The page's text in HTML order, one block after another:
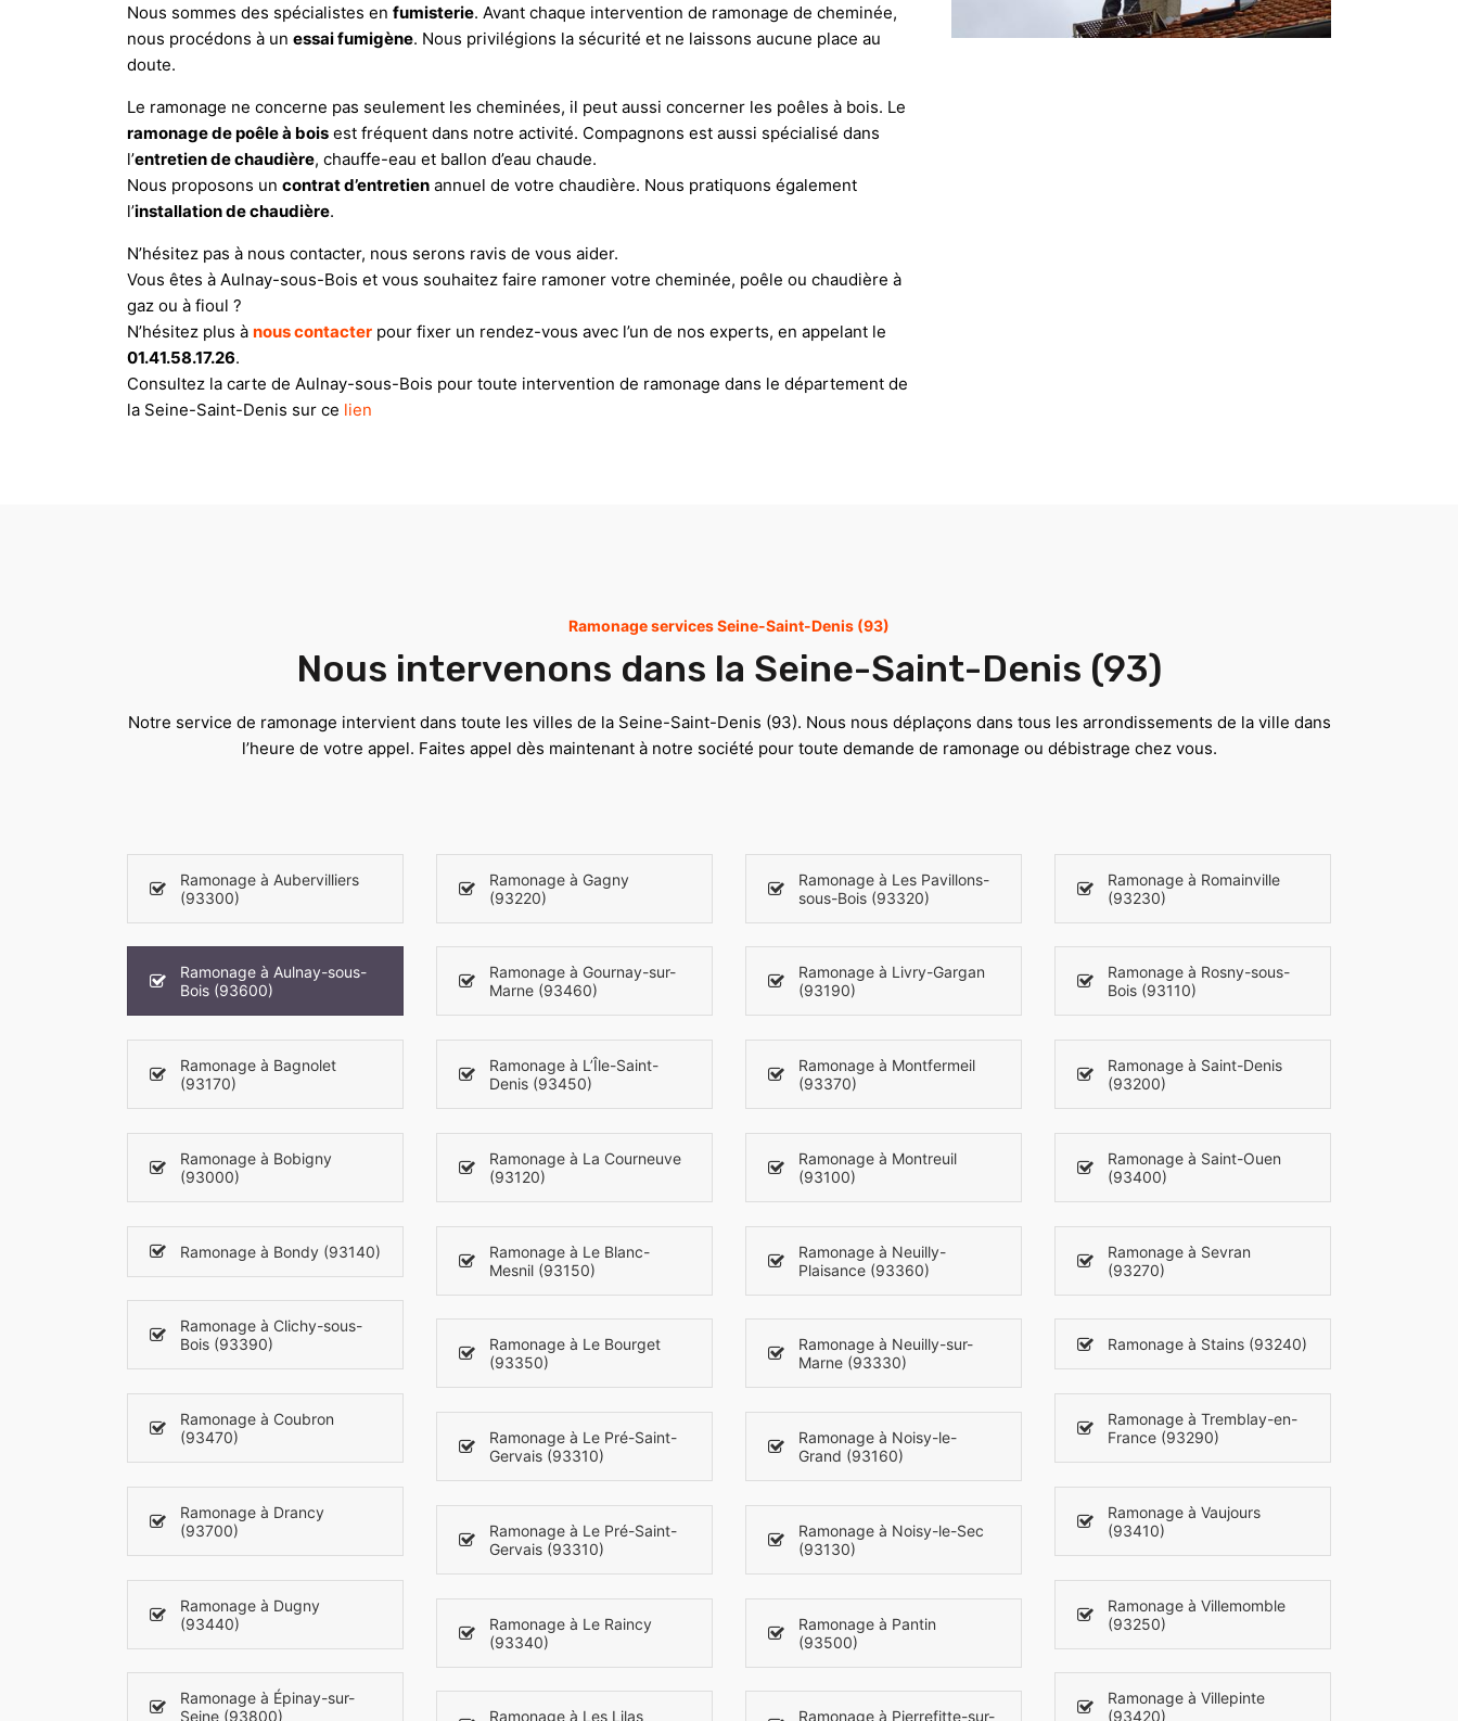
Nous sommes des spécialistes en fumisterie. Avant chaque intervention de ramonage de cheminée,
nous procédons à un essai fumigène. Nous privilégions la sécurité et ne laissons aucune place au
doute.
Le ramonage ne concerne pas seulement les cheminées, il peut aussi concerner les poêles à bois. Le
ramonage de poêle à bois est fréquent dans notre activité. Compagnons est aussi spécialisé dans
l’entretien de chaudière, chauffe-eau et ballon d’eau chaude.
Nous proposons un contrat d’entretien annuel de votre chaudière. Nous pratiquons également
l’installation de chaudière.
N’hésitez pas à nous contacter, nous serons ravis de vous aider.
Vous êtes à Aulnay-sous-Bois et vous souhaitez faire ramoner votre cheminée, poêle ou chaudière à
gaz ou à fioul ?
N’hésitez plus à nous contacter pour fixer un rendez-vous avec l’un de nos experts, en appelant le
01.41.58.17.26.
Consultez la carte de Aulnay-sous-Bois pour toute intervention de ramonage dans le département de
la Seine-Saint-Denis sur ce lien
Ramonage services Seine-Saint-Denis (93)
Nous intervenons dans la Seine-Saint-Denis (93)
Notre service de ramonage intervient dans toute les villes de la Seine-Saint-Denis (93). Nous nous déplaçons dans tous les arrondissements de la ville dans
l’heure de votre appel. Faites appel dès maintenant à notre société pour toute demande de ramonage ou débistrage chez vous.
Ramonage à Aubervilliers
(93300)
Ramonage à Aulnay-sous-
Bois (93600)
Ramonage à Bagnolet
(93170)
Ramonage à Bobigny
(93000)
Ramonage à Bondy (93140)
Ramonage à Clichy-sous-
Bois (93390)
Ramonage à Coubron
(93470)
Ramonage à Drancy
(93700)
Ramonage à Dugny
(93440)
Ramonage à Épinay-sur-
Seine (93800)
Ramonage à Gagny
(93220)
Ramonage à Gournay-sur-
Marne (93460)
Ramonage à L’Île-Saint-
Denis (93450)
Ramonage à La Courneuve
(93120)
Ramonage à Le Blanc-
Mesnil (93150)
Ramonage à Le Bourget
(93350)
Ramonage à Le Pré-Saint-
Gervais (93310)
Ramonage à Le Pré-Saint-
Gervais (93310)
Ramonage à Le Raincy
(93340)
Ramonage à Les Lilas
Ramonage à Les Pavillons-
sous-Bois (93320)
Ramonage à Livry-Gargan
(93190)
Ramonage à Montfermeil
(93370)
Ramonage à Montreuil
(93100)
Ramonage à Neuilly-
Plaisance (93360)
Ramonage à Neuilly-sur-
Marne (93330)
Ramonage à Noisy-le-
Grand (93160)
Ramonage à Noisy-le-Sec
(93130)
Ramonage à Pantin
(93500)
Ramonage à Pierrefitte-sur-
Ramonage à Romainville
(93230)
Ramonage à Rosny-sous-
Bois (93110)
Ramonage à Saint-Denis
(93200)
Ramonage à Saint-Ouen
(93400)
Ramonage à Sevran
(93270)
Ramonage à Stains (93240)
Ramonage à Tremblay-en-
France (93290)
Ramonage à Vaujours
(93410)
Ramonage à Villemomble
(93250)
Ramonage à Villepinte
(93420)